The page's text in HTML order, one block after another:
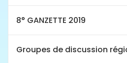
8° GANZETTE 2019
Groupes de discussion